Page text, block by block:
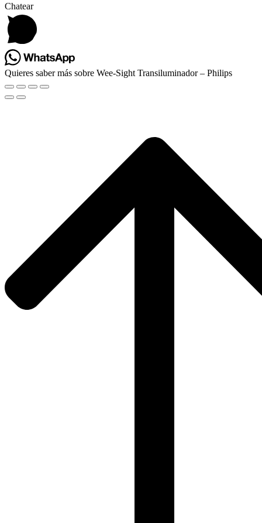
Chatear
Quieres saber más sobre Wee-Sight Transiluminador – Philips